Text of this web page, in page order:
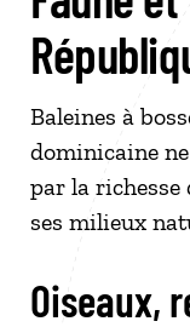
Baleines à
dominicaine
par la richesse
ses milieux